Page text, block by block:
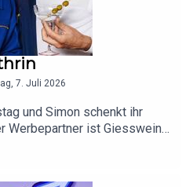
7. Juli 2026
und Simon schenkt ihr
Werbepartner ist Giesswein,
bekommt ihr 20%, klickt
r/1qdkaSnEW5